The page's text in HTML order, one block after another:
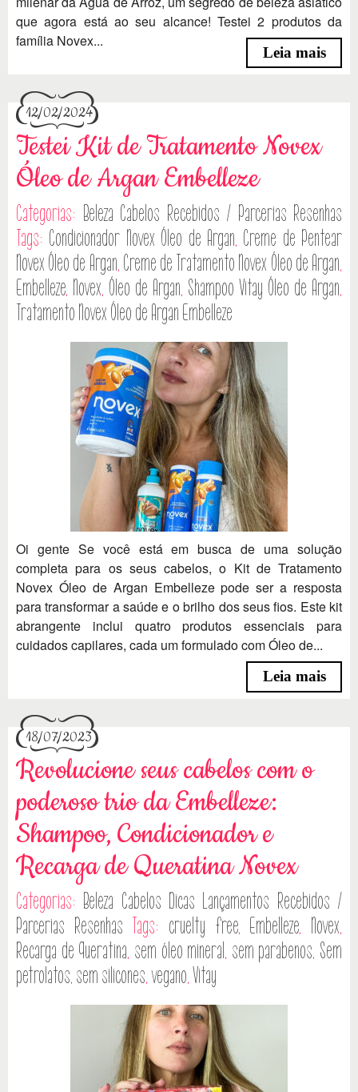
que agora está ao seu alcance! Testei 2 produtos da
família Novex...
Leia mais
12/02/2024
Testei Kit de Tratamento Novex
Óleo de Argan Embelleze
Categorias: Beleza Cabelos Recebidos / Parcerias Resenhas
Tags: Condicionador Novex Óleo de Argan, Creme de Pentear
Novex Óleo de Argan, Creme de Tratamento Novex Óleo de Argan,
Embelleze, Novex, Óleo de Argan, Shampoo Vitay Óleo de Argan,
Tratamento Novex Óleo de Argan Embelleze
Oi gente Se você está em busca de uma solução
completa para os seus cabelos, o Kit de Tratamento
Novex Óleo de Argan Embelleze pode ser a resposta
para transformar a saúde e o brilho dos seus fios. Este kit
abrangente inclui quatro produtos essenciais para
cuidados capilares, cada um formulado com Óleo de...
Leia mais
18/07/2023
Revolucione seus cabelos com o
poderoso trio da Embelleze:
Shampoo, Condicionador e
Recarga de Queratina Novex
Categorias: Beleza Cabelos Dicas Lançamentos Recebidos /
Parcerias Resenhas Tags: cruelty free, Embelleze, Novex,
Recarga de Queratina, sem óleo mineral, sem parabenos, Sem
petrolatos, sem silicones,vegano,Vitay